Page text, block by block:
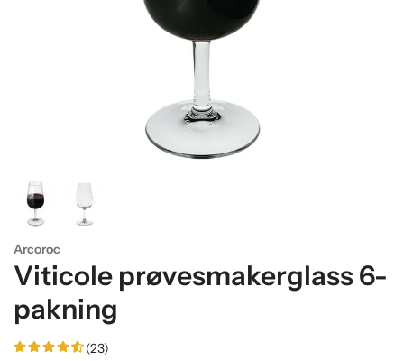
Arcoroc
Viticole prøvesmakerglass 6-
pakning
(23)